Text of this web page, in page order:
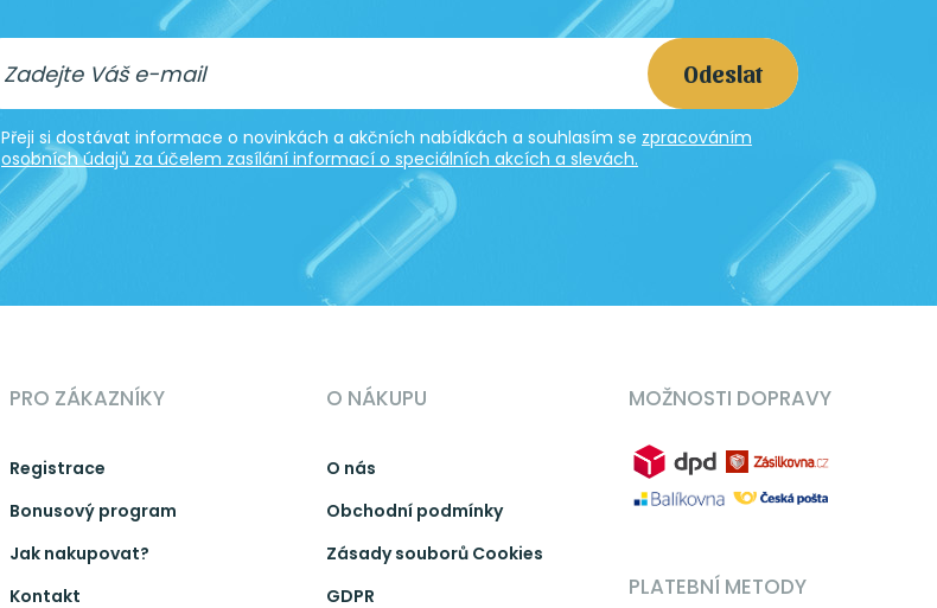
Odeslat
Přeji si dostávat informace o novinkách a akčních nabídkách a souhlasím se zpracováním
osobních údajů za účelem zasílání informací o speciálních akcích a slevách.
PRO ZÁKAZNÍKY
Registrace
Bonusový program
Jak nakupovat?
Kontakt
O NÁKUPU
O nás
Obchodní podmínky
Zásady souborů Cookies
GDPR
MOŽNOSTI DOPRAVY
PLATEBNÍ METODY